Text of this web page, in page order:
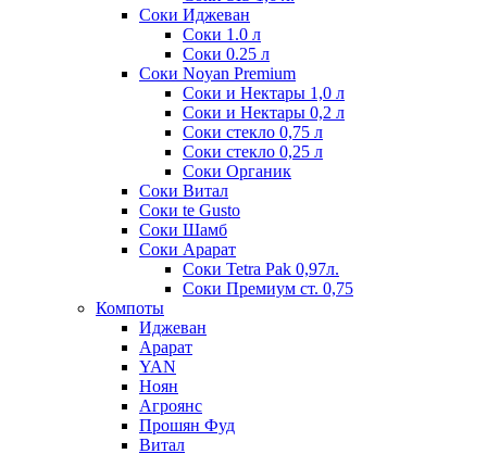
Соки Иджеван
Соки 1.0 л
Соки 0.25 л
Соки Noyan Premium
Соки и Нектары 1,0 л
Соки и Нектары 0,2 л
Соки стекло 0,75 л
Соки стекло 0,25 л
Соки Органик
Соки Витал
Соки te Gusto
Соки Шамб
Соки Арарат
Соки Tetra Pak 0,97л.
Соки Премиум ст. 0,75
Компоты
Иджеван
Арарат
YAN
Ноян
Агроянс
Прошян Фуд
Витал